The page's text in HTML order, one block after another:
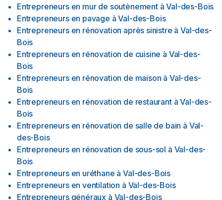
Entrepreneurs en mur de soutènement à Val-des-Bois
Entrepreneurs en pavage à Val-des-Bois
Entrepreneurs en rénovation après sinistre à Val-des-
Bois
Entrepreneurs en rénovation de cuisine à Val-des-
Bois
Entrepreneurs en rénovation de maison à Val-des-
Bois
Entrepreneurs en rénovation de restaurant à Val-des-
Bois
Entrepreneurs en rénovation de salle de bain à Val-
des-Bois
Entrepreneurs en rénovation de sous-sol à Val-des-
Bois
Entrepreneurs en uréthane à Val-des-Bois
Entrepreneurs en ventilation à Val-des-Bois
Entrepreneurs généraux à Val-des-Bois